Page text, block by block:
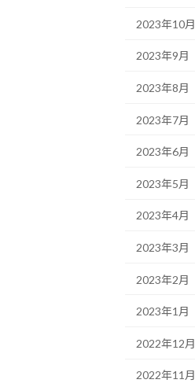
2023年10月
2023年9月
2023年8月
2023年7月
2023年6月
2023年5月
2023年4月
2023年3月
2023年2月
2023年1月
2022年12月
2022年11月